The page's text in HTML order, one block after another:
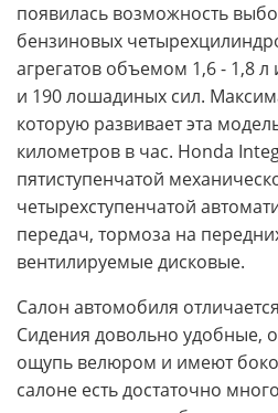
появилась возможность
бензиновых
агрегатов объемом 1,6 - 1,8
и 190 лошадиных сил.
которую развивает эта
километров в час. Honda
пятиступенчатой
четырехступенчатой
передач, тормоза на
вентилируемые дисковые.
Салон автомобиля
Сидения довольно удобные,
ощупь велюром и имеют
салоне есть достаточно